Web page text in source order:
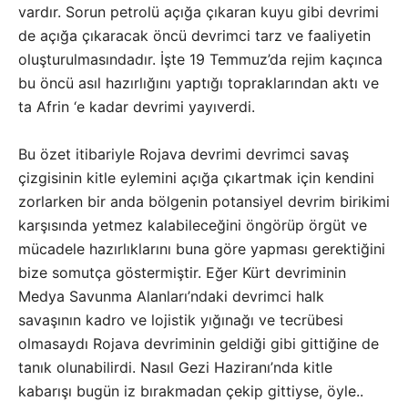
vardır. Sorun petrolü açığa çıkaran kuyu gibi devrimi
de açığa çıkaracak öncü devrimci tarz ve faaliyetin
oluşturulmasındadır. İşte 19 Temmuz’da rejim kaçınca
bu öncü asıl hazırlığını yaptığı topraklarından aktı ve
ta Afrin ‘e kadar devrimi yayıverdi.
Bu özet itibariyle Rojava devrimi devrimci savaş
çizgisinin kitle eylemini açığa çıkartmak için kendini
zorlarken bir anda bölgenin potansiyel devrim birikimi
karşısında yetmez kalabileceğini öngörüp örgüt ve
mücadele hazırlıklarını buna göre yapması gerektiğini
bize somutça göstermiştir. Eğer Kürt devriminin
Medya Savunma Alanları’ndaki devrimci halk
savaşının kadro ve lojistik yığınağı ve tecrübesi
olmasaydı Rojava devriminin geldiği gibi gittiğine de
tanık olunabilirdi. Nasıl Gezi Haziranı’nda kitle
kabarışı bugün iz bırakmadan çekip gittiyse, öyle..